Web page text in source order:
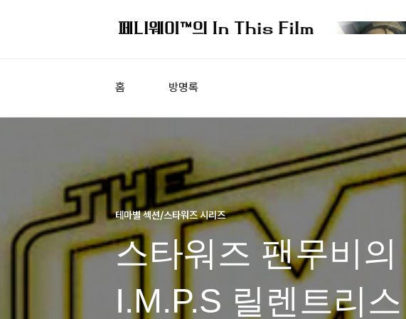
홈 방명록
테마별 섹션/스타워즈 시리즈
스타워즈 팬무비
I.M.P.S 릴렌트리